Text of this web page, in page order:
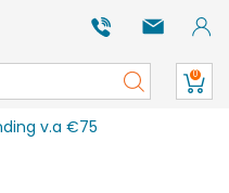
0
v.a €75